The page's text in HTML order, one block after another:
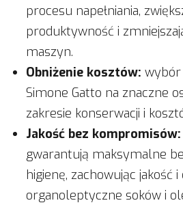
procesu napełniania,
produktywność i
maszyn.
Obniżenie kosztów: wybór
Simone Gatto na znaczne
zakresie konserwacji i
Jakość bez kompromisów:
gwarantują maksymalne
higienę, zachowując jakość i
organoleptyczne soków i